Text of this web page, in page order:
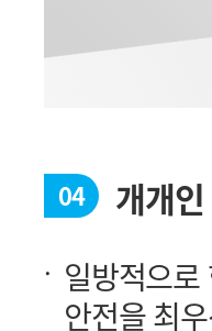
04 개개인